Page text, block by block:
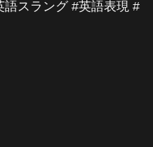
スラング #英語表現 #